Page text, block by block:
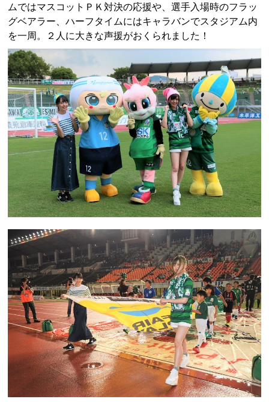
ムではマスコットＰＫ対決の応援や、選手入場時のフラッ
グベアラー、ハーフタイムにはキャラバンでスタジアム内
を一周。２人に大きな声援がおくられました！